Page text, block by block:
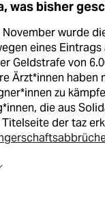
was bisher
November wurde
eines
Geldstrafe von
Ärzt*in­nen haben
zu
die aus
der taz